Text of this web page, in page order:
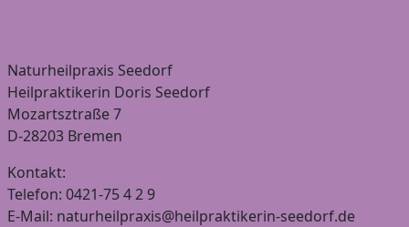
Naturheilpraxis Seedorf
Heilpraktikerin Doris Seedorf
Mozartsztraße 7
D-28203 Bremen
Kontakt:
Telefon: 0421-75 4 2 9
E-Mail: naturheilpraxis@heilpraktikerin-seedorf.de